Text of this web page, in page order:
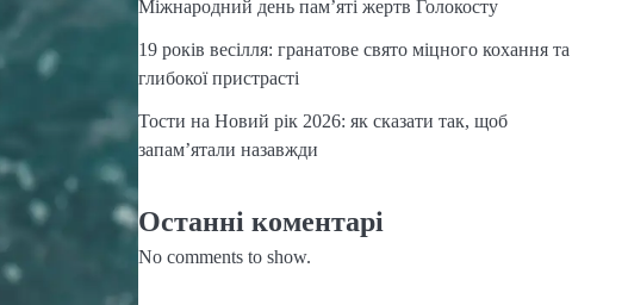
Міжнародний день пам’яті жертв Голокосту
19 років весілля: гранатове свято міцного кохання та
глибокої пристрасті
Тости на Новий рік 2026: як сказати так, щоб
запам’ятали назавжди
Останні коментарі
No comments to show.